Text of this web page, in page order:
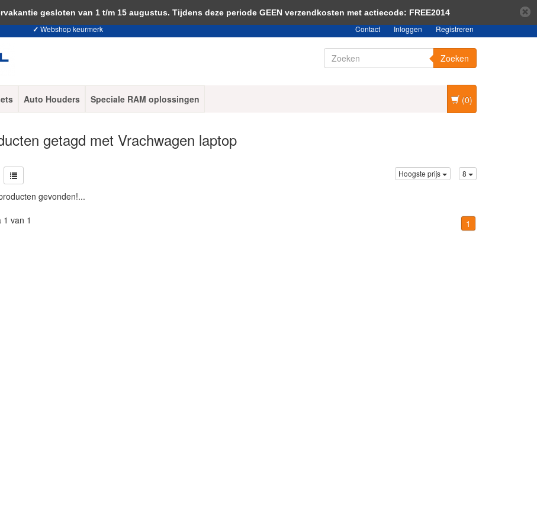
✓ Webshop keurmerk Contact Inloggen Registreren
Zoeken
Auto Houders Speciale RAM oplossingen (0)
getagd met Vrachwagen laptop
Hoogste prijs 8
gevonden!...
1 van 1
1
je akkoord met het gebruik van cookies om onze website te verbeteren. Dit bericht verbergen Meer over cookies »
gesloten van 1 t/m 15 augustus. Tijdens deze periode GEEN verzendkosten met actiecode: FREE2014